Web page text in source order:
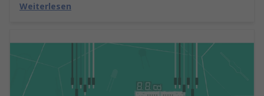
Weiterlesen